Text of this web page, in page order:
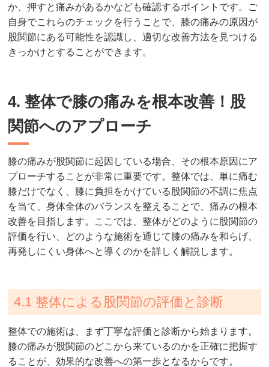
か、押すと痛みがあるかなども確認するポイントです。ご
自身でこれらのチェックを行うことで、膝の痛みの原因が
股関節にある可能性を認識し、適切な改善方法を見つける
きっかけとすることができます。
4. 整体で膝の痛みを根本改善！股
関節へのアプローチ
膝の痛みが股関節に起因している場合、その根本原因にア
プローチすることが非常に重要です。整体では、単に痛む
膝だけでなく、膝に負担をかけている股関節の不調に焦点
を当て、身体全体のバランスを整えることで、痛みの根本
改善を目指します。ここでは、整体がどのように股関節の
評価を行い、どのような施術を通じて膝の痛みを和らげ、
再発しにくい身体へと導くのかを詳しく解説します。
4.1 整体による股関節の評価と診断
整体での施術は、まず丁寧な評価と診断から始まります。
膝の痛みが股関節のどこから来ているのかを正確に把握す
ることが、効果的な改善への第一歩となるからです。